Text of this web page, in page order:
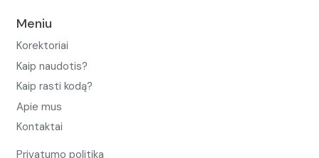
Meniu
Korektoriai
Kaip naudotis?
Kaip rasti kodą?
Apie mus
Kontaktai
Privatumo politika